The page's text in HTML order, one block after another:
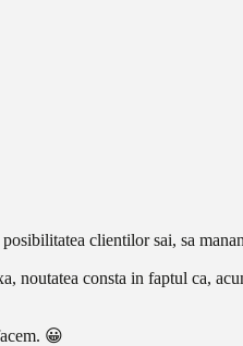
clientilor sai, sa
noutatea consta in faptul ca,
😀